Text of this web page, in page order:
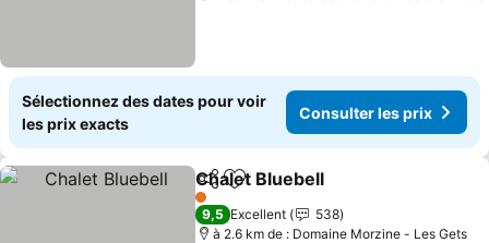
Sélectionnez des dates pour voir
les prix exacts
Consulter les prix
PartagerAjouter à mes favoris
Chalet Bluebell
1 Étoiles
9,5 Excellent
538
à 2.6 km de : Domaine Morzine - Les Gets